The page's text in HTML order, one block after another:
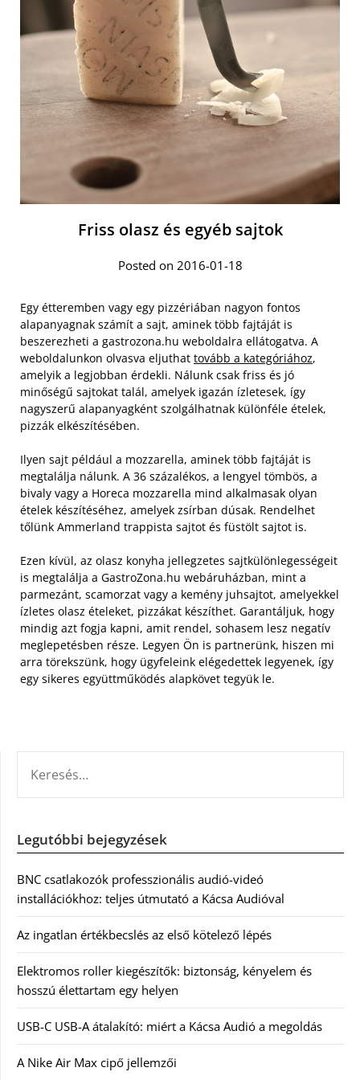
Friss olasz és egyéb sajtok
Posted on 2016-01-18
Egy étteremben vagy egy pizzériában nagyon fontos
alapanyagnak számít a sajt, aminek több fajtáját is
beszerezheti a gastrozona.hu weboldalra ellátogatva. A
weboldalunkon olvasva eljuthat tovább a kategóriához,
amelyik a legjobban érdekli. Nálunk csak friss és jó
minőségű sajtokat talál, amelyek igazán ízletesek, így
nagyszerű alapanyagként szolgálhatnak különféle ételek,
pizzák elkészítésében.
Ilyen sajt például a mozzarella, aminek több fajtáját is
megtalálja nálunk. A 36 százalékos, a lengyel tömbös, a
bivaly vagy a Horeca mozzarella mind alkalmasak olyan
ételek készítéséhez, amelyek zsírban dúsak. Rendelhet
tőlünk Ammerland trappista sajtot és füstölt sajtot is.
Ezen kívül, az olasz konyha jellegzetes sajtkülönlegességeit
is megtalálja a GastroZona.hu webáruházban, mint a
parmezánt, scamorzat vagy a kemény juhsajtot, amelyekkel
ízletes olasz ételeket, pizzákat készíthet. Garantáljuk, hogy
mindig azt fogja kapni, amit rendel, sohasem lesz negatív
meglepetésben része. Legyen Ön is partnerünk, hiszen mi
arra törekszünk, hogy ügyfeleink elégedettek legyenek, így
egy sikeres együttműködés alapkövet tegyük le.
Legutóbbi bejegyzések
BNC csatlakozók professzionális audió-videó
installációkhoz: teljes útmutató a Kácsa Audióval
Az ingatlan értékbecslés az első kötelező lépés
Elektromos roller kiegészítők: biztonság, kényelem és
hosszú élettartam egy helyen
USB-C USB-A átalakító: miért a Kácsa Audió a megoldás
A Nike Air Max cipő jellemzői